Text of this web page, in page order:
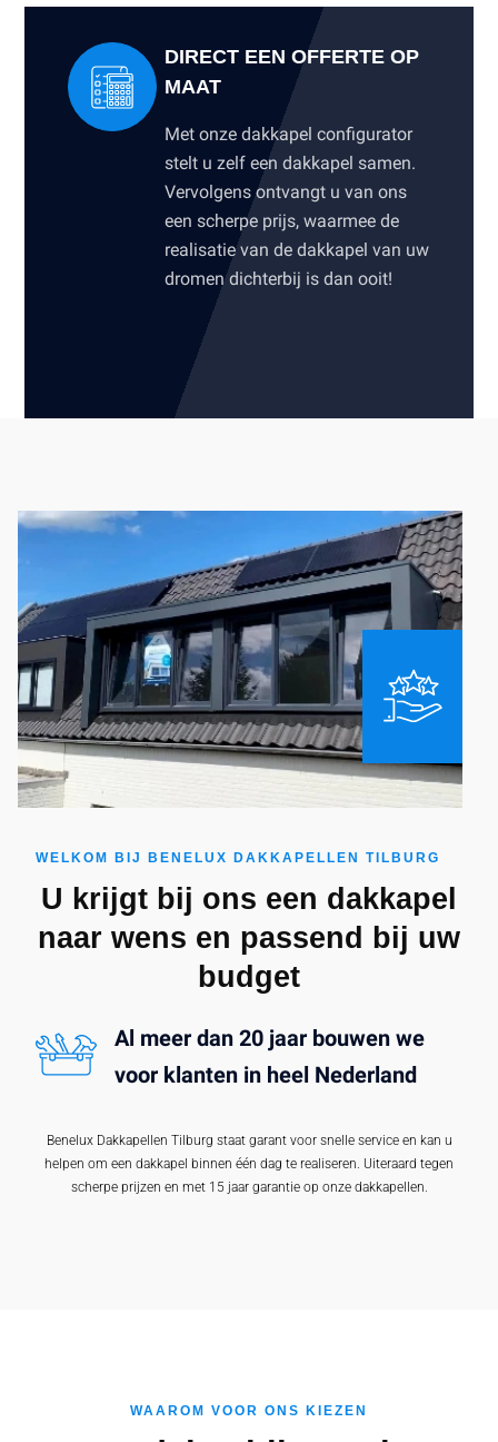
DIRECT EEN OFFERTE OP
MAAT
Met onze dakkapel configurator
stelt u zelf een dakkapel samen.
Vervolgens ontvangt u van ons
een scherpe prijs, waarmee de
realisatie van de dakkapel van uw
dromen dichterbij is dan ooit!
WELKOM BIJ BENELUX DAKKAPELLEN TILBURG
U krijgt bij ons een dakkapel
naar wens en passend bij uw
budget
Al meer dan 20 jaar bouwen we
voor klanten in heel Nederland
Benelux Dakkapellen Tilburg staat garant voor snelle service en kan u
helpen om een dakkapel binnen één dag te realiseren. Uiteraard tegen
scherpe prijzen en met 15 jaar garantie op onze dakkapellen.
WAAROM VOOR ONS KIEZEN